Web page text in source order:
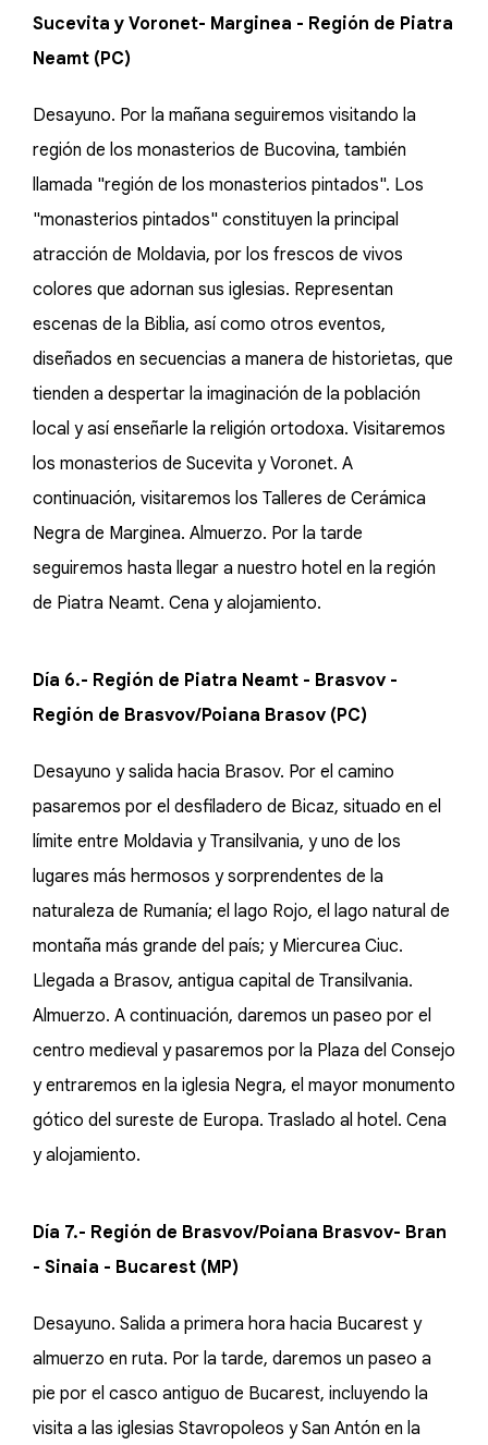
Sucevita y Voronet- Marginea - Región de Piatra
Neamt (PC)
Desayuno. Por la mañana seguiremos visitando la
región de los monasterios de Bucovina, también
llamada "región de los monasterios pintados". Los
"monasterios pintados" constituyen la principal
atracción de Moldavia, por los frescos de vivos
colores que adornan sus iglesias. Representan
escenas de la Biblia, así como otros eventos,
diseñados en secuencias a manera de historietas, que
tienden a despertar la imaginación de la población
local y así enseñarle la religión ortodoxa. Visitaremos
los monasterios de Sucevita y Voronet. A
continuación, visitaremos los Talleres de Cerámica
Negra de Marginea. Almuerzo. Por la tarde
seguiremos hasta llegar a nuestro hotel en la región
de Piatra Neamt. Cena y alojamiento.
Día 6.- Región de Piatra Neamt - Brasvov -
Región de Brasvov/Poiana Brasov (PC)
Desayuno y salida hacia Brasov. Por el camino
pasaremos por el desfiladero de Bicaz, situado en el
límite entre Moldavia y Transilvania, y uno de los
lugares más hermosos y sorprendentes de la
naturaleza de Rumanía; el lago Rojo, el lago natural de
montaña más grande del país; y Miercurea Ciuc.
Llegada a Brasov, antigua capital de Transilvania.
Almuerzo. A continuación, daremos un paseo por el
centro medieval y pasaremos por la Plaza del Consejo
y entraremos en la iglesia Negra, el mayor monumento
gótico del sureste de Europa. Traslado al hotel. Cena
y alojamiento.
Día 7.- Región de Brasvov/Poiana Brasvov- Bran
- Sinaia - Bucarest (MP)
Desayuno. Salida a primera hora hacia Bucarest y
almuerzo en ruta. Por la tarde, daremos un paseo a
pie por el casco antiguo de Bucarest, incluyendo la
visita a las iglesias Stavropoleos y San Antón en la